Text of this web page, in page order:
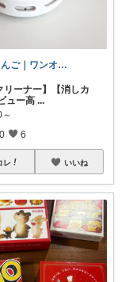
りんご｜ワンオペ5歳ママ
リーナー】【消しカ
ュー高 ...
0 6
レ いいね